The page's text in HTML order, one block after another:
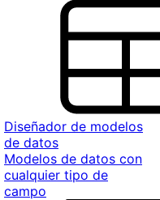
Diseñador de modelos
de datos
Modelos de datos con
cualquier tipo de
campo